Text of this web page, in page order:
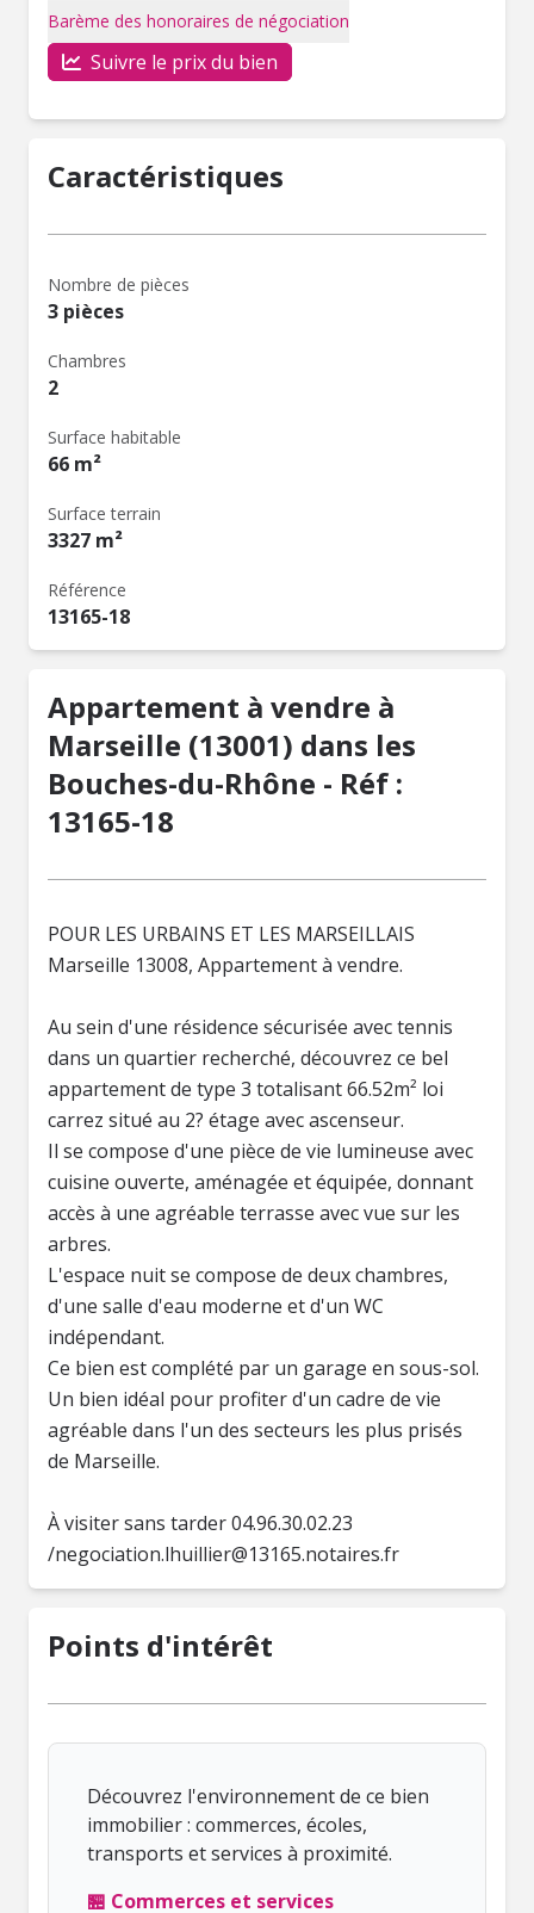
Barème des honoraires de négociation
Suivre le prix du bien
Caractéristiques
Nombre de pièces
3 pièces
Chambres
2
Surface habitable
66 m²
Surface terrain
3327 m²
Référence
13165-18
Appartement à vendre à
Marseille (13001) dans les
Bouches-du-Rhône - Réf :
13165-18
POUR LES URBAINS ET LES MARSEILLAIS
Marseille 13008, Appartement à vendre.
Au sein d'une résidence sécurisée avec tennis
dans un quartier recherché, découvrez ce bel
appartement de type 3 totalisant 66.52m² loi
carrez situé au 2? étage avec ascenseur.
Il se compose d'une pièce de vie lumineuse avec
cuisine ouverte, aménagée et équipée, donnant
accès à une agréable terrasse avec vue sur les
arbres.
L'espace nuit se compose de deux chambres,
d'une salle d'eau moderne et d'un WC
indépendant.
Ce bien est complété par un garage en sous-sol.
Un bien idéal pour profiter d'un cadre de vie
agréable dans l'un des secteurs les plus prisés
de Marseille.
À visiter sans tarder 04.96.30.02.23
/negociation.lhuillier@13165.notaires.fr
Points d'intérêt
Découvrez l'environnement de ce bien
immobilier : commerces, écoles,
transports et services à proximité.
🏪 Commerces et services